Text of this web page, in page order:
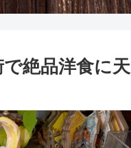
絶品洋食に天